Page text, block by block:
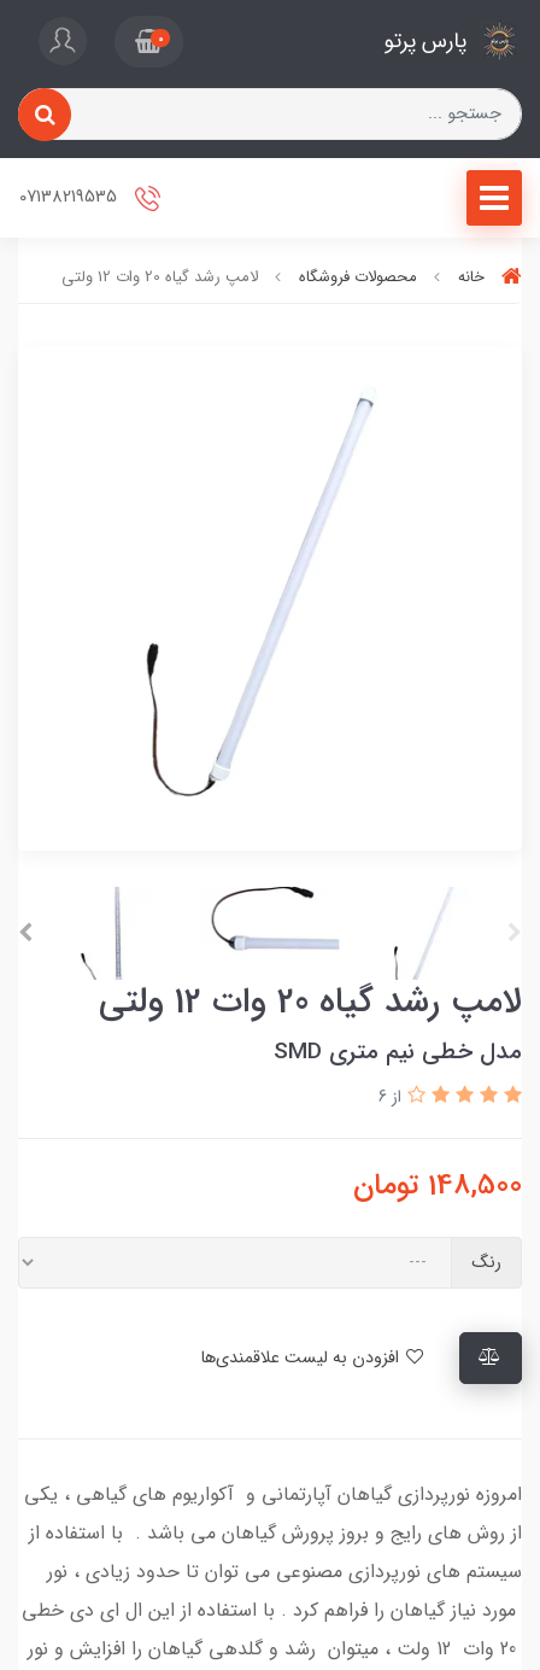
پارس پرتو 0
خانه محصولات فروشگاه لامپ رشد گیاه 20 وات 12 ولتی
لامپ رشد گیاه 20 وات 12 ولتی
مدل خطی نیم متری SMD
از 6
148,500 تومان
رنگ
امروزه نورپردازی گیاهان آپارتمانی و آکواریوم های گیاهی ، یکی
از روش های رایج و بروز پرورش گیاهان می باشد . با استفاده از
سیستم های نورپردازی مصنوعی می توان تا حدود زیادی ، نور
مورد نیاز گیاهان را فراهم کرد . با استفاده از این ال ای دی خطی
20 وات 12 ولت ، میتوان رشد و گلدهی گیاهان را افزایش و نور